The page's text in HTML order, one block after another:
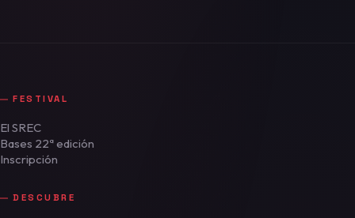
FESTIVAL
El SREC
Bases 22ª edición
Inscripción
DESCUBRE